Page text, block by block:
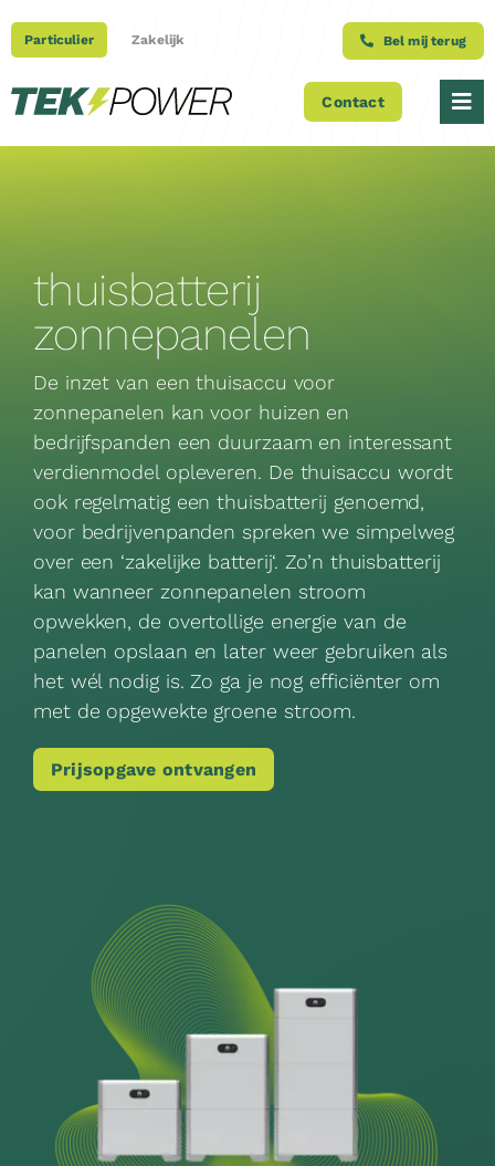
naarParticulier Zakelijk Bel mij terug
Projecten
Blog
Onderhoudscontracten
Contact
thuisbatterij
zonnepanelen
De inzet van een thuisaccu voor
zonnepanelen kan voor huizen en
bedrijfspanden een duurzaam en interessant
verdienmodel opleveren. De thuisaccu wordt
ook regelmatig een thuisbatterij genoemd,
voor bedrijvenpanden spreken we simpelweg
over een ‘zakelijke batterij‘. Zo’n thuisbatterij
kan wanneer zonnepanelen stroom
opwekken, de overtollige energie van de
panelen opslaan en later weer gebruiken als
het wél nodig is. Zo ga je nog efficiënter om
met de opgewekte groene stroom.
Prijsopgave ontvangen